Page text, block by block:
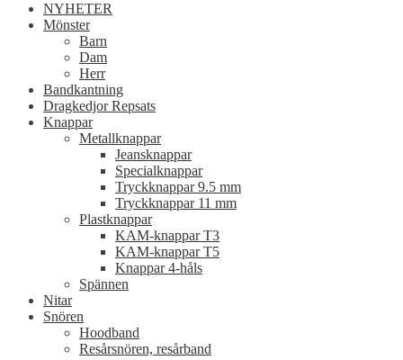
NYHETER
Mönster
Barn
Dam
Herr
Bandkantning
Dragkedjor Repsats
Knappar
Metallknappar
Jeansknappar
Specialknappar
Tryckknappar 9.5 mm
Tryckknappar 11 mm
Plastknappar
KAM-knappar T3
KAM-knappar T5
Knappar 4-håls
Spännen
Nitar
Snören
Hoodband
Resårsnören, resårband